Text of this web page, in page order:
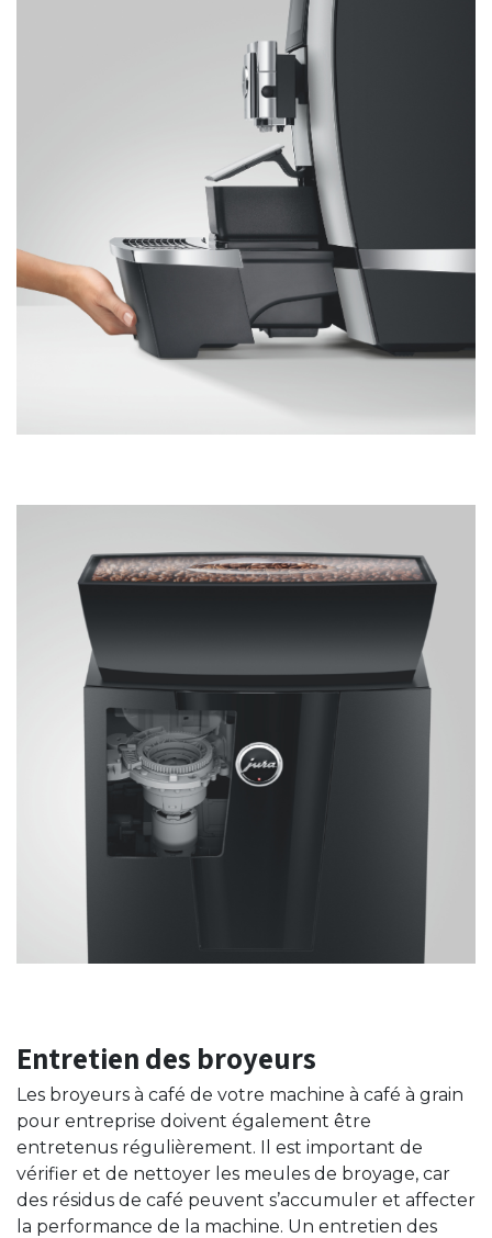
Entretien des broyeurs
Les broyeurs à café de votre machine à café à grain
pour entreprise doivent également être
entretenus régulièrement. Il est important de
vérifier et de nettoyer les meules de broyage, car
des résidus de café peuvent s’accumuler et affecter
la performance de la machine. Un entretien des